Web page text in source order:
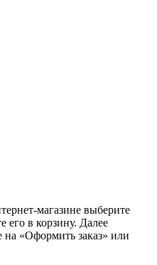
магазине выберите
его в корзину. Далее
«Оформить заказ» или